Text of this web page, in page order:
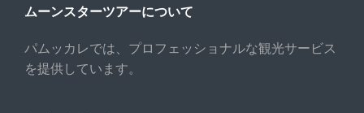
ムーンスターツアーについて
パムッカレでは、プロフェッショナルな観光サービス
を提供しています。